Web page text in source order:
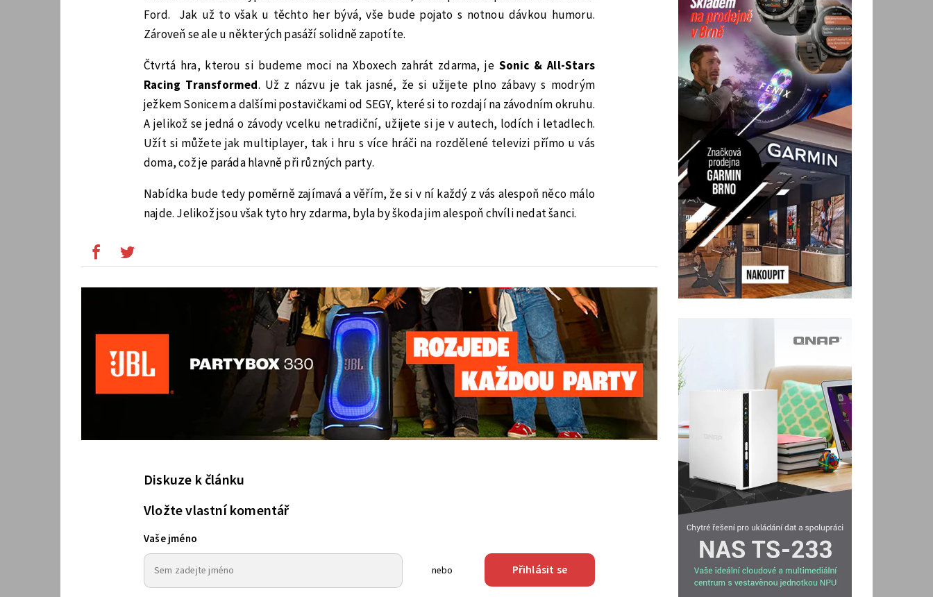
Ford.
Jak už to však u těchto her bývá, vše bude pojato s notnou dávkou humoru.
Zároveň se ale u některých pasáží solidně zapotíte.
Čtvrtá hra, kterou si budeme moci na Xboxech zahrát zdarma, je Sonic & All-Stars
Racing Transformed. Už z názvu je tak jasné, že si užijete plno zábavy s modrým
ježkem Sonicem a dalšími postavičkami od SEGY, které si to rozdají na závodním okruhu.
A jelikož se jedná o závody vcelku netradiční, užijete si je v autech, lodích i letadlech.
Užít si můžete jak multiplayer, tak i hru s více hráči na rozdělené televizi přímo u vás
doma, což je paráda hlavně při různých party.
Nabídka bude tedy poměrně zajímavá a věřím, že si v ní každý z vás alespoň něco málo
najde. Jelikož jsou však tyto hry zdarma, byla by škoda jim alespoň chvíli nedat šanci.
Diskuze k článku
Vložte vlastní komentář
Vaše jméno
nebo Přihlásit se